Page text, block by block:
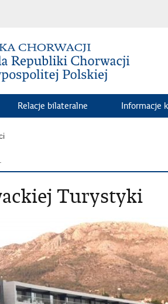
Relacje bilateralne Informacje
Turystyki